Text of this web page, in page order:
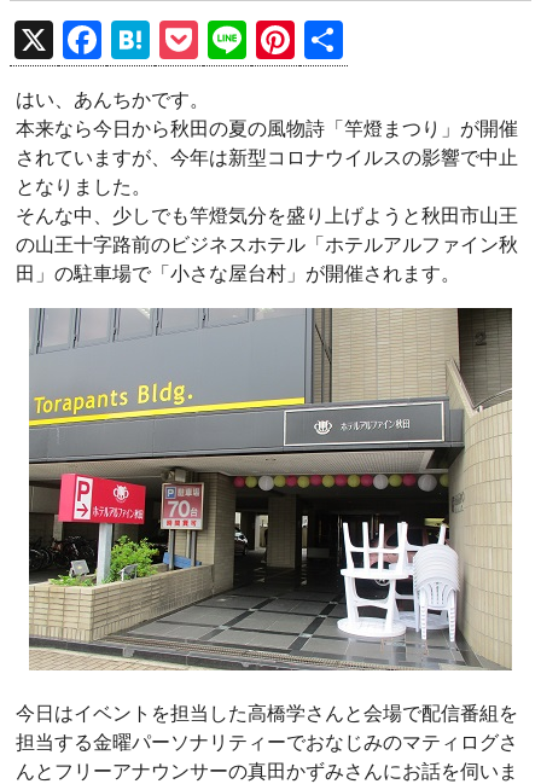
X
F
a
ce
b
o
o
k
H
at
e
n
P
o
ck
et
Li
n
e
Pi
nt
er
es
t
有
はい、あんちかです。
本来なら今日から秋田の夏の風物詩「竿燈まつり」が開催
されていますが、今年は新型コロナウイルスの影響で中止
となりました。
そんな中、少しでも竿燈気分を盛り上げようと秋田市山王
の山王十字路前のビジネスホテル「ホテルアルファイン秋
田」の駐車場で「小さな屋台村」が開催されます。
今日はイベントを担当した高橋学さんと会場で配信番組を
担当する金曜パーソナリティーでおなじみのマティログさ
んとフリーアナウンサーの真田かずみさんにお話を伺いま